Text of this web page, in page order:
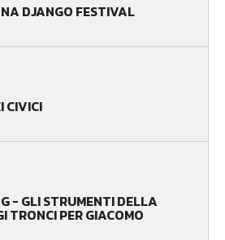
DJANGO FESTIVAL
CIVICI
- GLI STRUMENTI DELLA
TRONCI PER GIACOMO